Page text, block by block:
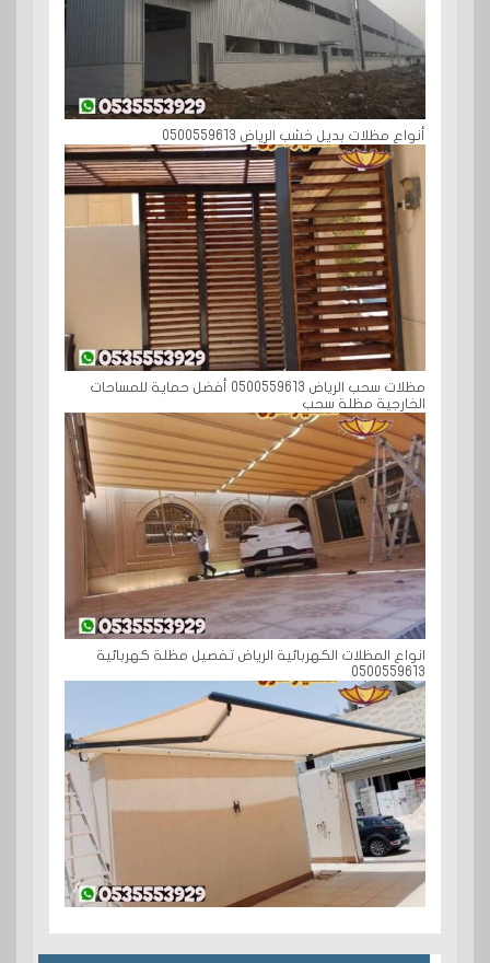
أنواع مظلات بديل خشب الرياض 0500559613
مظلات سحب الرياض 0500559613 أفضل حماية للمساحات
الخارجية مظلة سحب
انواع المظلات الكهربائية الرياض تفصيل مظلة كهربائية
0500559613